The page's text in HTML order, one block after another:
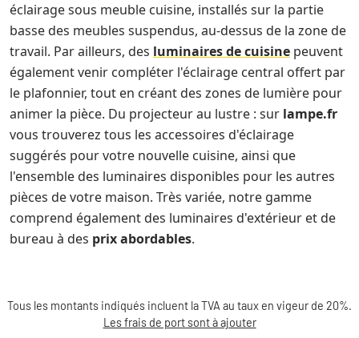
éclairage sous meuble cuisine, installés sur la partie
basse des meubles suspendus, au-dessus de la zone de
travail. Par ailleurs, des luminaires de cuisine peuvent
également venir compléter l'éclairage central offert par
le plafonnier, tout en créant des zones de lumière pour
animer la pièce. Du projecteur au lustre : sur lampe.fr
vous trouverez tous les accessoires d'éclairage
suggérés pour votre nouvelle cuisine, ainsi que
l'ensemble des luminaires disponibles pour les autres
pièces de votre maison. Très variée, notre gamme
comprend également des luminaires d'extérieur et de
bureau à des prix abordables.
Tous les montants indiqués incluent la TVA au taux en vigeur de 20%.
Les frais de port sont à ajouter